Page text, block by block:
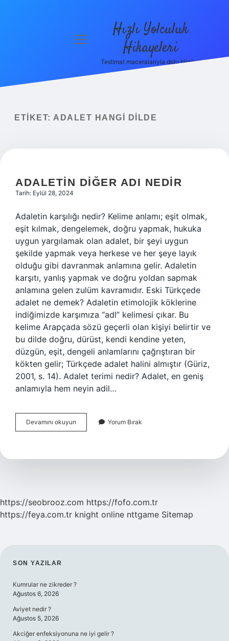
menüyü
Hızlı Yolculuk
Hikayeleri
Teslimat maceralarıyla dolu bilgiler!
ETIKET: ADALET HANGI DILDE
ADALETIN DIĞER ADI NEDIR
Tarih: Eylül 28, 2024
Adaletin karşılığı nedir? Kelime anlamı; eşit olmak,
eşit kılmak, dengelemek, doğru yapmak, hukuka
uygun yargılamak olan adalet, bir şeyi uygun
şekilde yapmak veya herkese ve her şeye layık
olduğu gibi davranmak anlamına gelir. Adaletin
karşıtı, yanlış yapmak ve doğru yoldan sapmak
anlamına gelen zulüm kavramıdır. Eski Türkçede
adalet ne demek? Adaletin etimolojik köklerine
indiğimizde karşımıza “adl” kelimesi çıkar. Bu
kelime Arapçada sözü geçerli olan kişiyi belirtir ve
bu dilde doğru, dürüst, kendi kendine yeten,
düzgün, eşit, dengeli anlamlarını çağrıştıran bir
kökten gelir; Türkçede adalet halini almıştır (Güriz,
2001, s. 14). Adalet terimi nedir? Adalet, en geniş
anlamıyla hem neyin adil…
Devamını okuyun Adaletin
Diğer
Yorum Bırak
https://seobrooz.com https://fofo.com.tr
https://feya.com.tr knight online nttgame Sitemap
SIDEBAR
SON YAZILAR
Kumrular ne zikreder ?
Ağustos 6, 2026
Aviyet nedir ?
Ağustos 5, 2026
Akciğer enfeksiyonuna ne iyi gelir ?